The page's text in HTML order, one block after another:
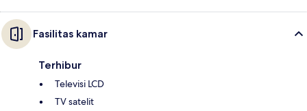
Fasilitas kamar
Terhibur
Televisi LCD
TV satelit